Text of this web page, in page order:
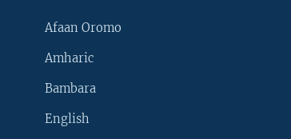
Afaan Oromo
Amharic
Bambara
English